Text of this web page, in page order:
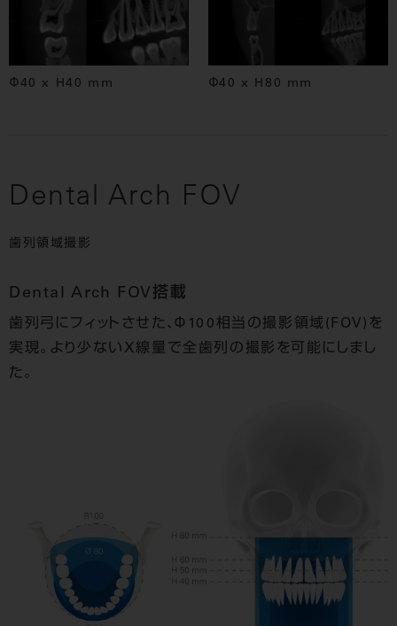
Φ40 x H40 mm Φ40 x H80 mm
Dental Arch FOV
歯列領域撮影
Dental Arch FOV搭載
歯列弓にフィットさせた、Φ100相当の撮影領域(FOV)を
実現。より少ないX線量で全歯列の撮影を可能にしまし
た。